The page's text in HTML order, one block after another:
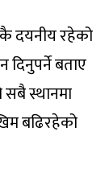
दयनीय रहेको
दिनुपर्ने बताए
स्थानमा
बढिरहेको